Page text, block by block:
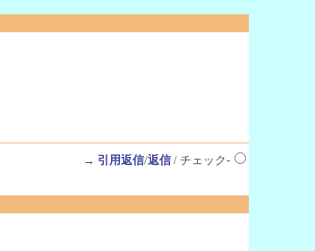
→ 引用返信/返信/ チェック-